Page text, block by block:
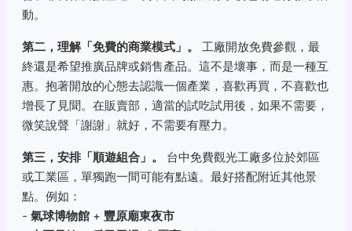
動。
第二，理解「免費的商業模式」。
工廠開放免費參觀，最
終還是希望推廣品牌或銷售產品。這不是壞事，而是一種互
惠。抱著開放的心態去認識一個產業，喜歡再買，不喜歡也
增長了見聞。在販賣部，適當的試吃試用後，如果不需要，
微笑說聲「謝謝」就好，不需要有壓力。
第三，安排「順遊組合」。
台中免費觀光工廠多位於郊區
或工業區，單獨跑一間可能有點遠。最好搭配附近其他景
點。例如：
- 氣球博物館 + 豐原廟東夜市